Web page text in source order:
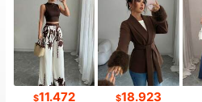
$11.472 $18.923